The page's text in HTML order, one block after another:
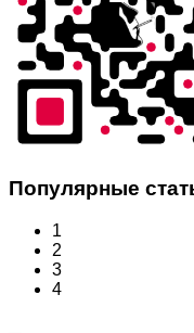
Популярные
1
2
3
4